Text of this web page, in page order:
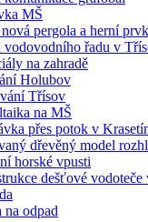
MŠ
pergola a herní
vodovodního řadu v
na zahradě
Holubov
Třísov
na MŠ
přes potok v
dřevěný model
horské vpusti
dešťové vodoteče
na odpad